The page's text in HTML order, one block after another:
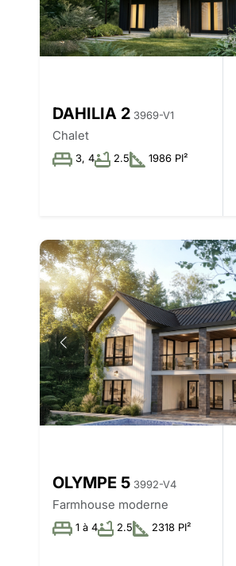
DAHILIA 2 3969-V1
Chalet
3, 4 2.5 1986 PI²
OLYMPE 5 3992-V4
Farmhouse moderne
1 à 4 2.5 2318 PI²